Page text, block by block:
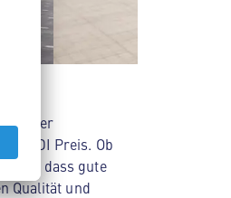
über
ALDI Preis. Ob
dass gute
Qualität und